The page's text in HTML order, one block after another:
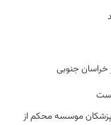
پزشکان موسسه محکم از